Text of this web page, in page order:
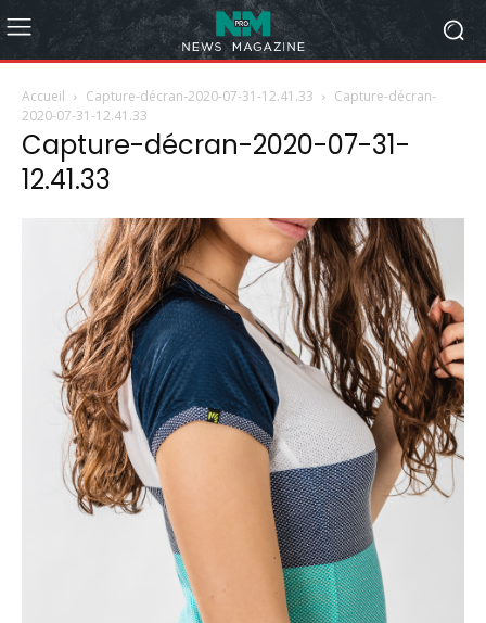
Accueil Capture-décran-2020-07-31-12.41.33
Capture-décran-
2020-07-31-12.41.33
Capture-décran-2020-07-31-
12.41.33